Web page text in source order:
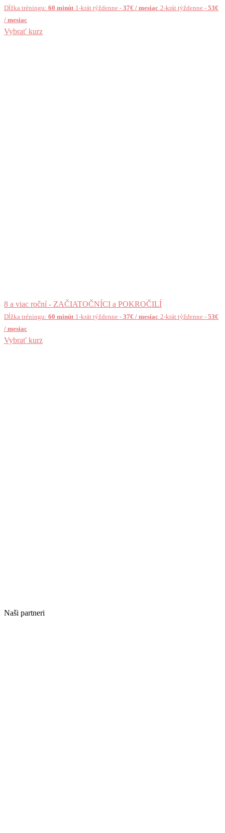
Dĺžka tréningu: 60 minút 1-krát týždenne - 37€ / mesiac 2-krát týždenne - 53€
/ mesiac
Vybrať kurz
8 a viac roční - ZAČIATOČNÍCI a POKROČILÍ
Dĺžka tréningu: 60 minút 1-krát týždenne - 37€ / mesiac 2-krát týždenne - 53€
/ mesiac
Vybrať kurz
Naši partneri